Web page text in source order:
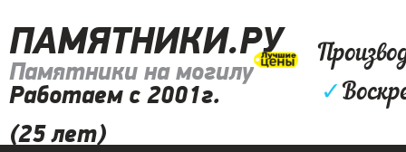
ПАМЯТНИКИ.РУ
Памятники на могилу
Работаем с 2001г.
(25 лет)
✓